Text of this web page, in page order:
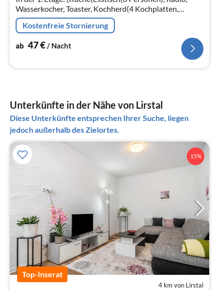
Wasserkocher, Toaster, Kochherd(4 Kochplatten,
Ceranfeld)
Kostenfreie Stornierung
ab 47€/ Nacht
Unterkünfte in der Nähe von Lirstal
Diese Unterkünfte entsprechen Ihrer Suche, liegen
jedoch außerhalb des Zielortes.
15%
Top-Inserat
4 km von Lirstal